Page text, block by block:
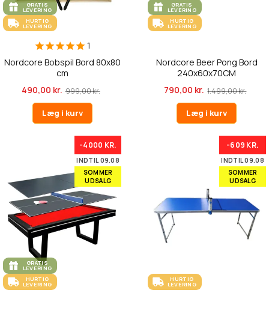
GRATIS
LEVERING
HURTIG
LEVERING
1
Nordcore Bobspil Bord 80x80
cm
490,00 kr. 999,00 kr.
Læg i kurv
GRATIS
LEVERING
HURTIG
LEVERING
Nordcore Beer Pong Bord
240x60x70CM
790,00 kr. 1.499,00 kr.
Læg i kurv
-4000 KR.
INDTIL 09.08
SOMMER
UDSALG
GRATIS
LEVERING
HURTIG
LEVERING
-609 KR.
INDTIL 09.08
SOMMER
UDSALG
HURTIG
LEVERING